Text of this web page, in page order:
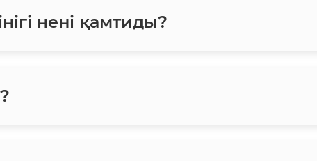
нені қамтиды?